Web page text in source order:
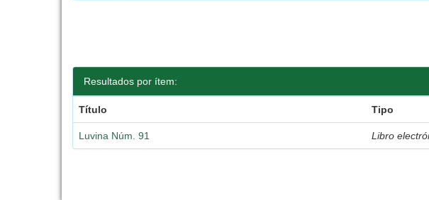
Resultados por ítem:
Título Tipo
Luvina Núm. 91 Libro